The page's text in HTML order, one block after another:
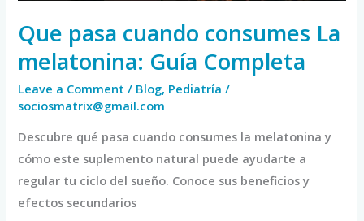
Que pasa cuando consumes La
melatonina: Guía Completa
Leave a Comment / Blog, Pediatría /
sociosmatrix@gmail.com
Descubre qué pasa cuando consumes la melatonina y
cómo este suplemento natural puede ayudarte a
regular tu ciclo del sueño. Conoce sus beneficios y
efectos secundarios